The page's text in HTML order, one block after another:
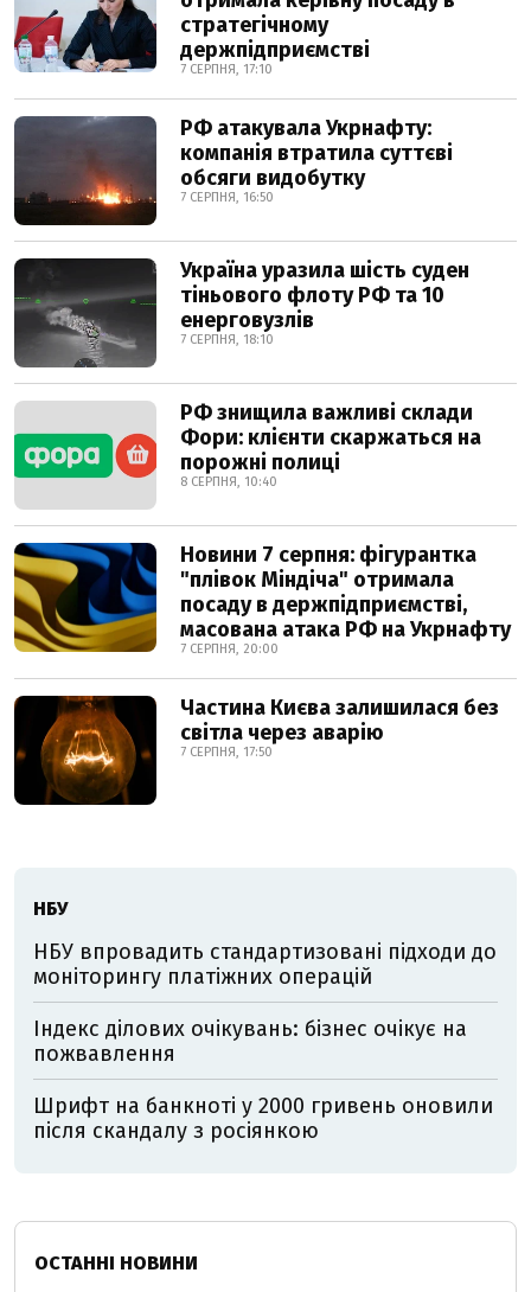
стратегічному
держпідприємстві
7 СЕРПНЯ, 17:10
РФ атакувала Укрнафту:
компанія втратила суттєві
обсяги видобутку
7 СЕРПНЯ, 16:50
Україна уразила шість суден
тіньового флоту РФ та 10
енерговузлів
7 СЕРПНЯ, 18:10
РФ знищила важливі склади
Фори: клієнти скаржаться на
порожні полиці
8 СЕРПНЯ, 10:40
Новини 7 серпня: фігурантка
"плівок Міндіча" отримала
посаду в держпідприємстві,
масована атака РФ на Укрнафту
7 СЕРПНЯ, 20:00
Частина Києва залишилася без
світла через аварію
7 СЕРПНЯ, 17:50
НБУ
НБУ впровадить стандартизовані підходи до
моніторингу платіжних операцій
Індекс ділових очікувань: бізнес очікує на
пожвавлення
Шрифт на банкноті у 2000 гривень оновили
після скандалу з росіянкою
ОСТАННІ НОВИНИ